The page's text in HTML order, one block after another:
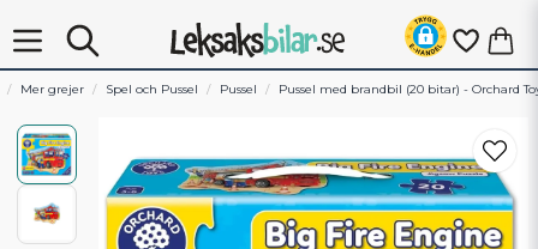
Mer grejer Spel och Pussel Pussel Pussel med brandbil (20 bitar) - Orchard